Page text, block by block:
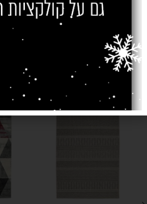
מוצרים קשורים
SOLD OUT
SOLD OUT